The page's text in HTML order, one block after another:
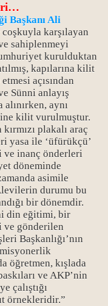
Başkanı Ali
karşılayan
sahiplenmeyi
kurulduktan
kapılarına kilit
açısından
Sünni anlayış
aynı
kilit vurulmuştur.
plakalı araç
yasa ile ‘üfürükçü’
ve inanç önderleri
döneminde
asimile
durumu bu
bir dönemdir.
din eğitimi, bir
ve gönderilen
Başkanlığı’nın
öğretmen, kışlada
ve AKP’nin
çalıştığı
örnekleridir.”